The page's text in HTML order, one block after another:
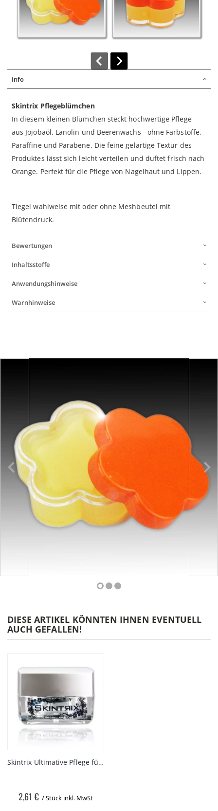
Info
Skintrix Pflegeblümchen
In diesem kleinen Blümchen steckt hochwertige Pflege
aus Jojobaöl, Lanolin und Beerenwachs - ohne Farbstoffe,
Paraffine und Parabene. Die feine gelartige Textur des
Produktes lässt sich leicht verteilen und duftet frisch nach
Orange. Perfekt für die Pflege von Nagelhaut und Lippen.
Tiegel wahlweise mit oder ohne Meshbeutel mit
Blütendruck.
Bewertungen
Inhaltsstoffe
Anwendungshinweise
Warnhinweise
DIESE ARTIKEL KÖNNTEN IHNEN EVENTUELL
AUCH GEFALLEN!
Skintrix Ultimative Pflege für Nagelhaut und Lippen
2,61 € / Stück inkl. MwSt